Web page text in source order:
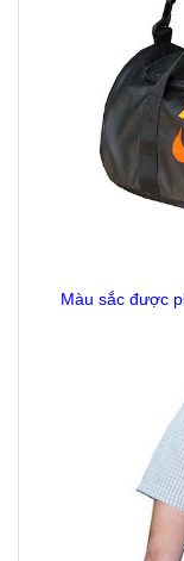
Màu sắc được